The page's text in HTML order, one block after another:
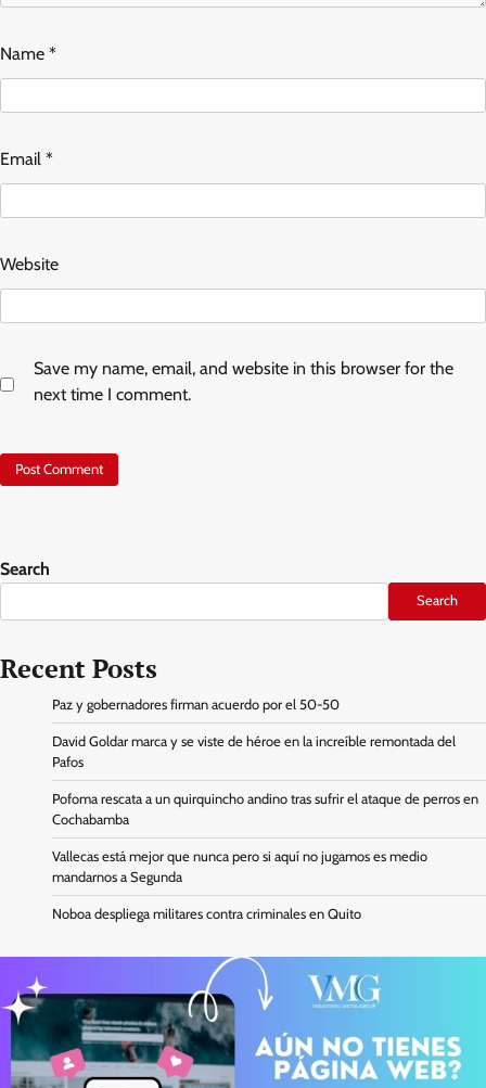
Name *
Email *
Website
Save my name, email, and website in this browser for the
next time I comment.
Search
Search
Recent Posts
Paz y gobernadores firman acuerdo por el 50-50
David Goldar marca y se viste de héroe en la increíble remontada del
Pafos
Pofoma rescata a un quirquincho andino tras sufrir el ataque de perros en
Cochabamba
Vallecas está mejor que nunca pero si aquí no jugamos es medio
mandarnos a Segunda
Noboa despliega militares contra criminales en Quito